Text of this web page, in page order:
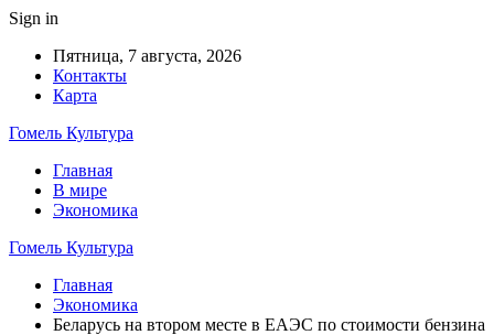
Sign in
Пятница, 7 августа, 2026
Контакты
Карта
Гомель Культура
Главная
В мире
Экономика
Гомель Культура
Главная
Экономика
Беларусь на втором месте в ЕАЭС по стоимости бензина